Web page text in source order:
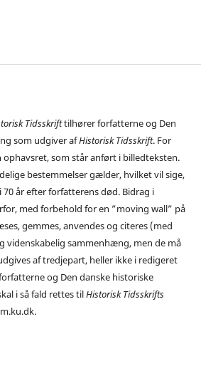
Tidsskrifttilhører forfatterne og Den
som udgiver afHistorisk Tidsskrift. For
som står anført i billedteksten.
bestemmelser gælder, hvilket vil sige,
år efter forfatterens død. Bidrag i
med forbehold for en ”moving wall” på
gemmes, anvendes og citeres (med
videnskabelig sammenhæng, men de må
af tredjepart, heller ikke i redigeret
og Den danske historiske
i så fald rettes tilHistorisk Tidsskrifts